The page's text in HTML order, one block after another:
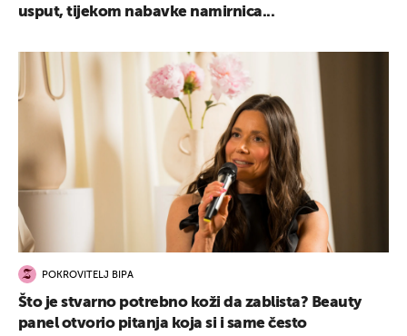
usput, tijekom nabavke namirnica...
POKROVITELJ BIPA
Što je stvarno potrebno koži da zablista? Beauty
panel otvorio pitanja koja si i same često